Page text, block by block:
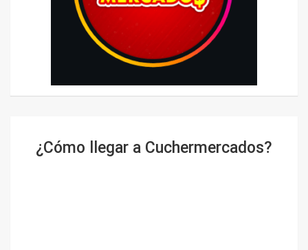
¿Cómo llegar a Cuchermercados?